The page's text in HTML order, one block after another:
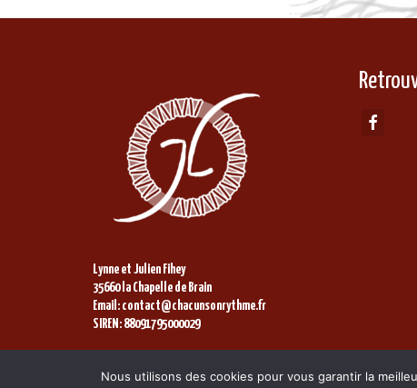
Lynne et Julien Fihey
35660 la Chapelle de Brain
Email: contact@chacunsonrythme.fr
SIREN: 88091795000029
© 2026 - Chacun son rythme
Nous utilisons des cookies pour vous garantir la